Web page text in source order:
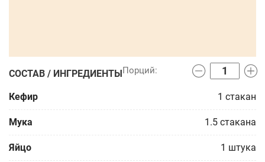
СОСТАВ / ИНГРЕДИЕНТЫ
Кефир 1 стакан
Мука 1.5 стакана
Яйцо 1 штука